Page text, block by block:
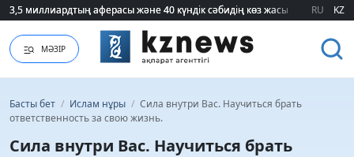
3,5 миллиардтың аферасы және 40 күндік сәбидің көз жасы:
3,5 миллиардтың аферасы және 40 күндік сәбидің көз жасы: RU KZ
МӘЗІР
Басты бет / Ислам нұры / Сила внутри Вас. Научиться брать
ответственность за свою жизнь.
Сила внутри Вас. Научиться брать